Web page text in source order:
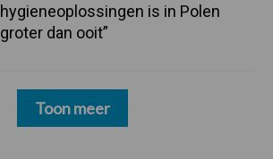
hygieneoplossingen is in Polen
groter dan ooit”
Toon meer